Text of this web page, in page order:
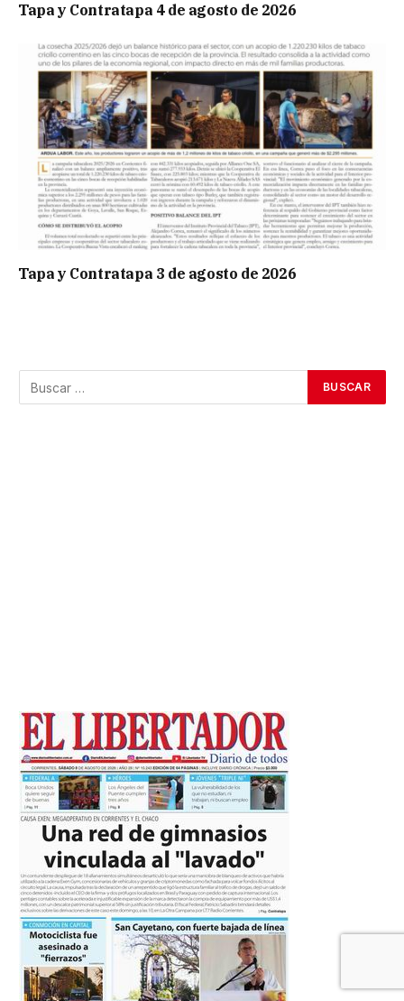
Tapa y Contratapa 4 de agosto de 2026
Tapa y Contratapa 3 de agosto de 2026